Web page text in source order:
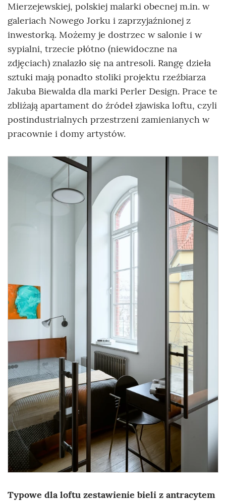
Mierzejewskiej, polskiej malarki obecnej m.in. w
galeriach Nowego Jorku i zaprzyjaźnionej z
inwestorką. Możemy je dostrzec w salonie i w
sypialni, trzecie płótno (niewidoczne na
zdjęciach) znalazło się na antresoli. Rangę dzieła
sztuki mają ponadto stoliki projektu rzeźbiarza
Jakuba Biewalda dla marki Perler Design. Prace te
zbliżają apartament do źródeł zjawiska loftu, czyli
postindustrialnych przestrzeni zamienianych w
pracownie i domy artystów.
Typowe dla loftu zestawienie bieli z antracytem